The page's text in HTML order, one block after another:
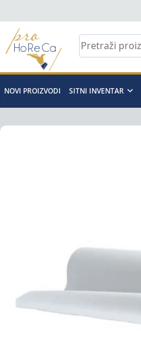
to
content
Pro
Horeca
d.o.o
NOVI PROIZVODI SITNI INVENTAR